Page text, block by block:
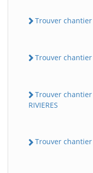
Trouver chantier
Trouver chantier
Trouver chantier
RIVIERES
Trouver